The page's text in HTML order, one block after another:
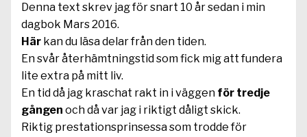
Denna text skrev jag för snart 10 år sedan i min
dagbok Mars 2016.
Här kan du läsa delar från den tiden.
En svår återhämtningstid som fick mig att fundera
lite extra på mitt liv.
En tid då jag kraschat rakt in i väggen för tredje
gången och då var jag i riktigt dåligt skick.
Riktig prestationsprinsessa som trodde för